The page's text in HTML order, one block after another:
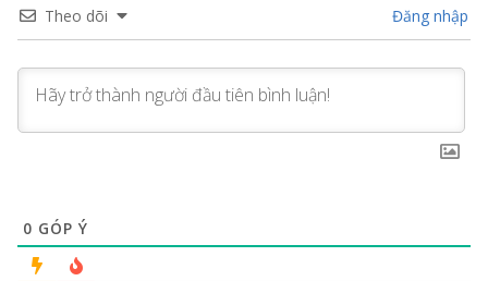
Theo dõi Đăng nhập
0 GÓP Ý